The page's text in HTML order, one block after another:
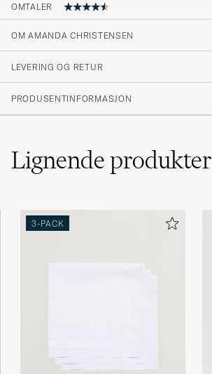
OMTALER
Super snygg och prisvärd
PATRIK T KJØPTE PÅ CAREOFCARL.SE
OM AMANDA CHRISTENSEN
LEVERING OG RETUR
PRODUSENTINFORMASJON
Lignendeprodukter
3-PACK